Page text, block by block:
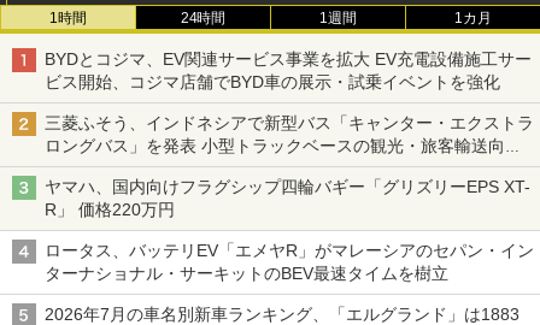
1時間 24時間 1週間 1カ月
BYDとコジマ、EV関連サービス事業を拡大 EV充電設備施工サー
ビス開始、コジマ店舗でBYD車の展示・試乗イベントを強化
三菱ふそう、インドネシアで新型バス「キャンター・エクストラ
ロングバス」を発表 小型トラックベースの観光・旅客輸送向け
バス
ヤマハ、国内向けフラグシップ四輪バギー「グリズリーEPS XT-
R」 価格220万円
ロータス、バッテリEV「エメヤR」がマレーシアのセパン・イン
ターナショナル・サーキットのBEV最速タイムを樹立
2026年7月の車名別新車ランキング、「エルグランド」は1883